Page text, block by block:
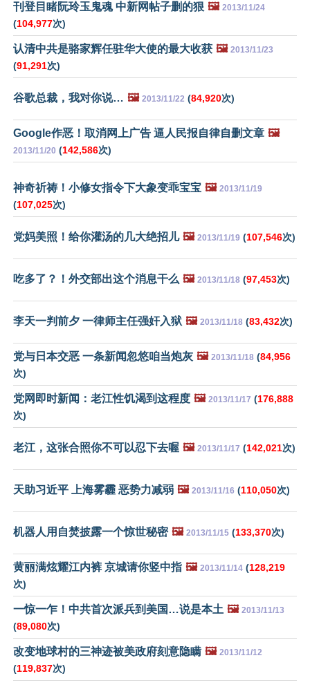
刊登目睹阮玲玉鬼魂 中新网帖子删的狠 🖼️ 2013/11/24
(104,977次)
认清中共是骆家辉任驻华大使的最大收获 🖼️ 2013/11/23
(91,291次)
谷歌总裁，我对你说… 🖼️ 2013/11/22 (84,920次)
Google作恶！取消网上广告 逼人民报自律自删文章 🖼️
2013/11/20 (142,586次)
神奇祈祷！小修女指令下大象变乖宝宝 🖼️ 2013/11/19
(107,025次)
党妈美照！给你灌汤的几大绝招儿 🖼️ 2013/11/19 (107,546次)
吃多了？！外交部出这个消息干么 🖼️ 2013/11/18 (97,453次)
李天一判前夕 一律师主任强奸入狱 🖼️ 2013/11/18 (83,432次)
党与日本交恶 一条新闻忽悠咱当炮灰 🖼️ 2013/11/18 (84,956
次)
党网即时新闻：老江性饥渴到这程度 🖼️ 2013/11/17 (176,888
次)
老江，这张合照你不可以忍下去喔 🖼️ 2013/11/17 (142,021次)
天助习近平 上海雾霾 恶势力减弱 🖼️ 2013/11/16 (110,050次)
机器人用自焚披露一个惊世秘密 🖼️ 2013/11/15 (133,370次)
黄丽满炫耀江内裤 京城请你竖中指 🖼️ 2013/11/14 (128,219
次)
一惊一乍！中共首次派兵到美国…说是本土 🖼️ 2013/11/13
(89,080次)
改变地球村的三神迹被美政府刻意隐瞒 🖼️ 2013/11/12
(119,837次)